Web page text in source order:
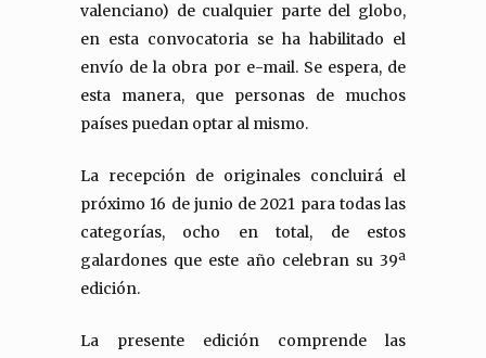
valenciano) de cualquier parte del globo,
en esta convocatoria se ha habilitado el
envío de la obra por e-mail. Se espera, de
esta manera, que personas de muchos
países puedan optar al mismo.
La recepción de originales concluirá el
próximo 16 de junio de 2021 para todas las
categorías, ocho en total, de estos
galardones que este año celebran su 39ª
edición.
La presente edición comprende las